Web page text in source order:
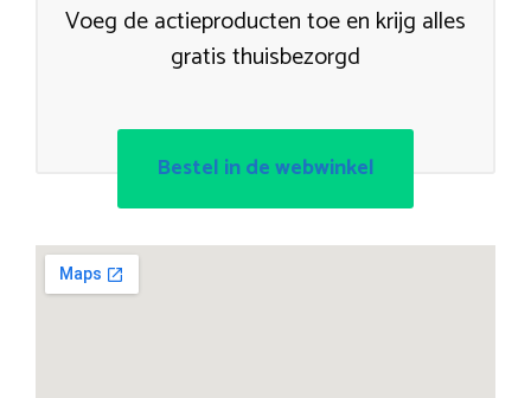
Voeg de actieproducten toe en krijg alles
gratis thuisbezorgd
Bestel in de webwinkel